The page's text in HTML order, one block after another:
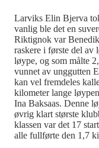
Larviks Elin Bjerva
vanlig ble det en
Riktignok var
raskere i første del av
løype, og som målte
vunnet av unggutten
kan vel fremdeles
kilometer lange
Ina Baksaas. Denne
øvrig klart største
klassen var det 17
alle fullførte den 1,7